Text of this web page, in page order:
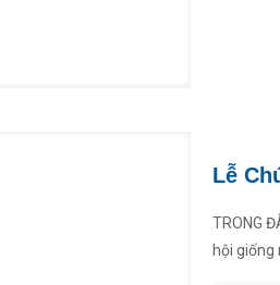
Lễ
TRONG
hội giống